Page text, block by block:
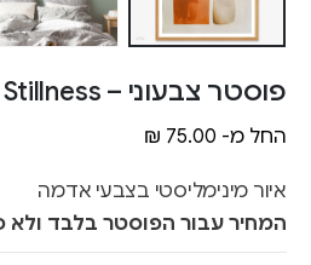
פוסטר צבעוני – Desert Stillness
החל מ- ₪ 75.00
איור מינימליסטי בצבעי אדמה
המחיר עבור הפוסטר בלבד ולא